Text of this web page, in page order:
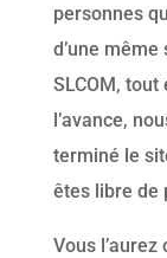
personnes
d’une même
SLCOM,
l’avance,
terminé le
êtes libre de
Vous